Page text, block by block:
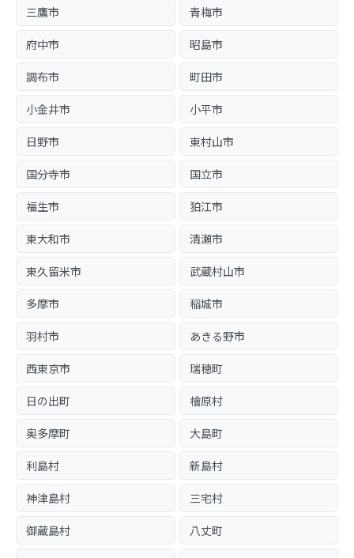
三鷹市 青梅市
府中市 昭島市
調布市 町田市
小金井市 小平市
日野市 東村山市
国分寺市 国立市
福生市 狛江市
東大和市 清瀬市
東久留米市 武蔵村山市
多摩市 稲城市
羽村市 あきる野市
西東京市 瑞穂町
日の出町 檜原村
奥多摩町 大島町
利島村 新島村
神津島村 三宅村
御蔵島村 八丈町